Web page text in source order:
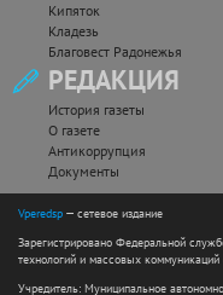
Кипяток
Кладезь
Благовест Радонежья
РЕДАКЦИЯ
История газеты
О газете
Антикоррупция
Документы
Vperedsp — сетевое издание
Зарегистрировано Федеральной
технологий и массовых
Учредитель: Муниципальное